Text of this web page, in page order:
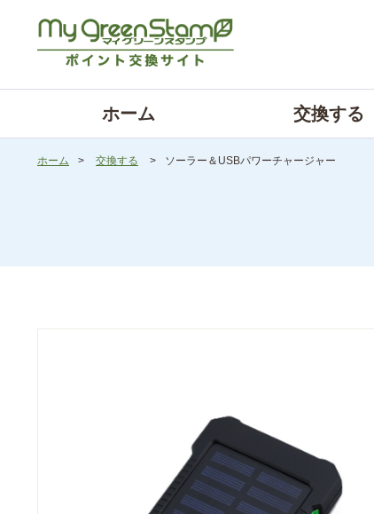
ホーム 交換する
ホーム > 交換する > ソーラー＆USBパワーチャージャー